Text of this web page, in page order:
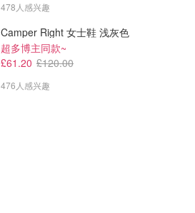
478人感兴趣
Camper Right 女士鞋 浅灰色
超多博主同款~
£61.20 £120.00
476人感兴趣